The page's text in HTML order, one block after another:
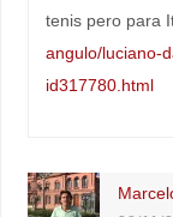
tenis pero para
angulo/luciano-
id317780.html